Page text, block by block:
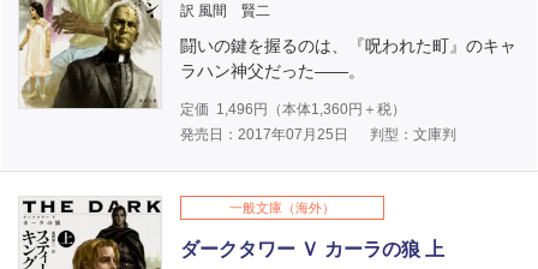
訳 風間 賢二
闘いの鍵を握るのは、『呪われた町』のキャ
ラハン神父だった――。
定価 1,496 円（本体1,360円＋税）
発売日：2017年07月25日
判型：文庫判
一般文庫（海外）
ダークタワー Ｖ カーラの狼 上